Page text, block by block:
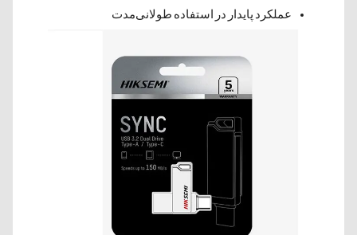
عملکرد پایدار در استفاده طولانی‌مدت